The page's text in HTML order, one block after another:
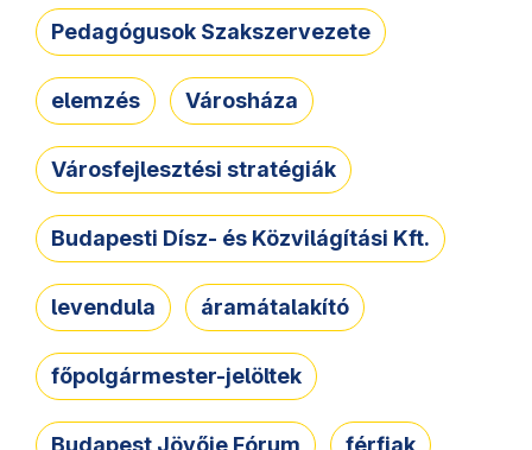
Pedagógusok Szakszervezete
elemzés Városháza
Városfejlesztési stratégiák
Budapesti Dísz- és Közvilágítási Kft.
levendula áramátalakító
főpolgármester-jelöltek
Budapest Jövője Fórum férfiak